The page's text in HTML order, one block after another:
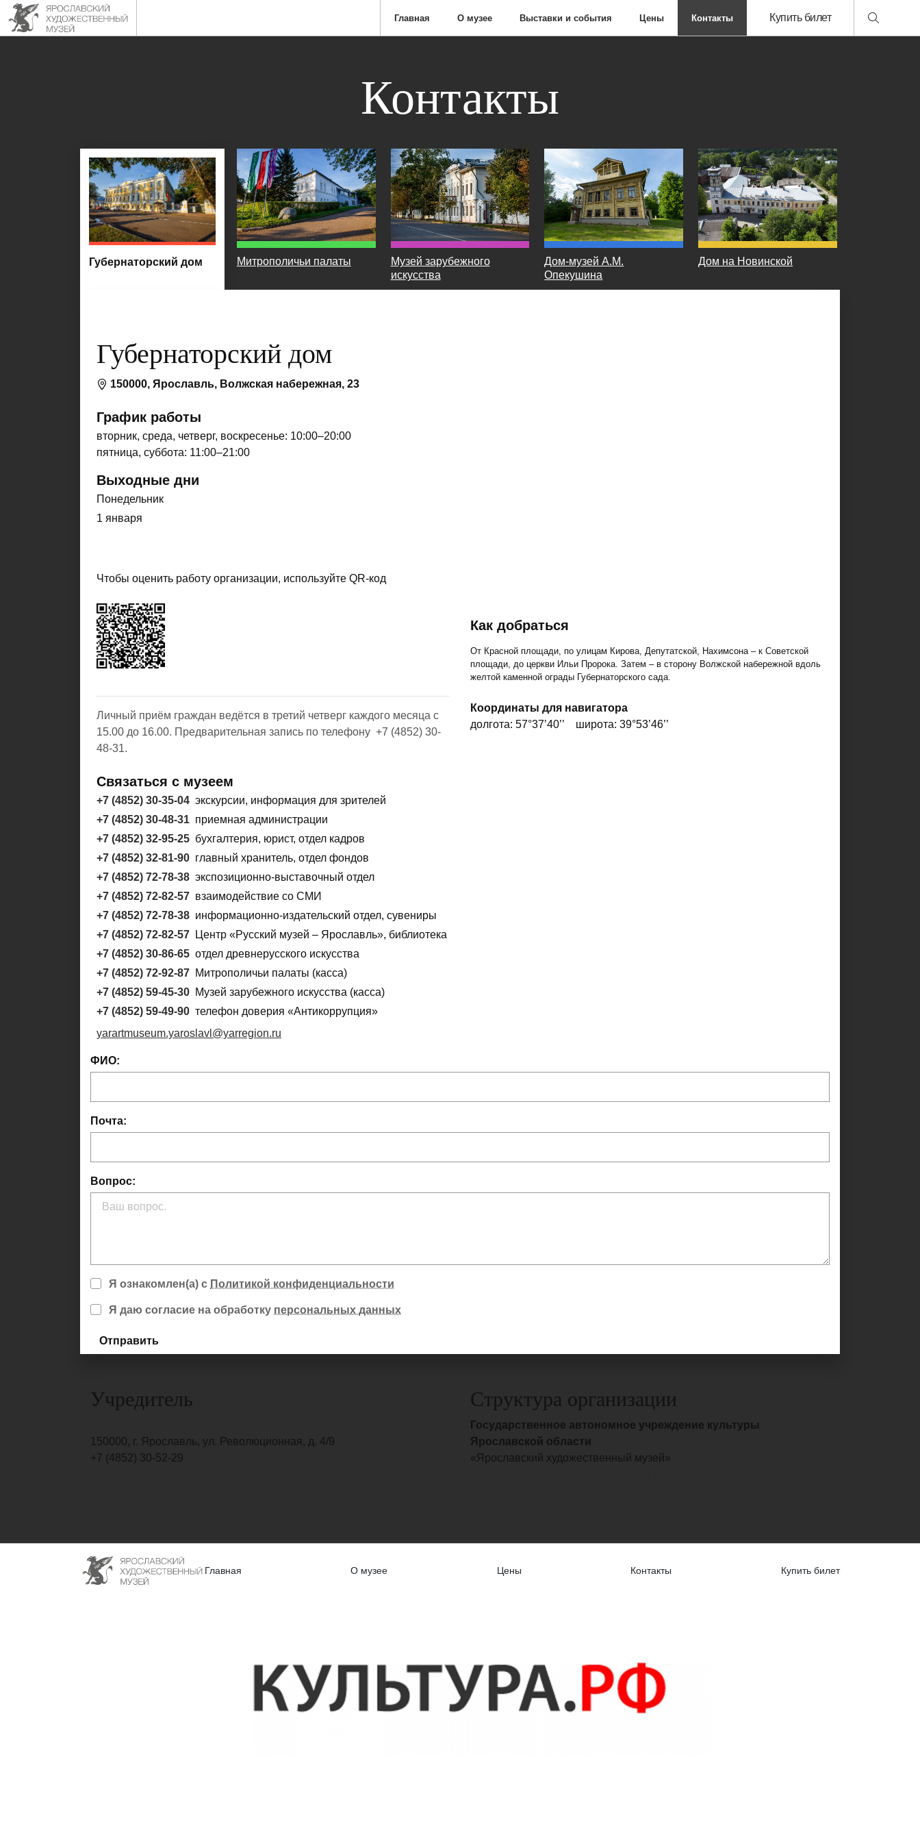
Главная О музее Выставки и события Цены Контакты Купить билет
Контакты
Губернаторский дом Митрополичьи палаты
Музей зарубежного
искусства
Дом-музей А.М.
Опекушина
Дом на Новинской
Губернаторский дом
150000, Ярославль, Волжская набережная, 23
График работы
вторник, среда, четверг, воскресенье: 10:00–20:00
пятница, суббота: 11:00–21:00
Выходные дни
Понедельник
1 января
Чтобы оценить работу организации, используйте QR-код
Личный приём граждан ведётся в третий четверг каждого месяца с
15.00 до 16.00. Предварительная запись по телефону +7 (4852) 30-
48-31.
Связаться с музеем
+7 (4852) 30-35-04 экскурсии, информация для зрителей
+7 (4852) 30-48-31 приемная администрации
+7 (4852) 32-95-25 бухгалтерия, юрист, отдел кадров
+7 (4852) 32-81-90 главный хранитель, отдел фондов
+7 (4852) 72-78-38 экспозиционно-выставочный отдел
+7 (4852) 72-82-57 взаимодействие со СМИ
+7 (4852) 72-78-38 информационно-издательский отдел, сувениры
+7 (4852) 72-82-57
Центр «Русский музей – Ярославль», библиотека
+7 (4852) 30-86-65 отдел древнерусского искусства
+7 (4852) 72-92-87 Митрополичьи палаты (касса)
+7 (4852) 59-45-30 Музей зарубежного искусства (касса)
+7 (4852) 59-49-90 телефон доверия «Антикоррупция»
yarartmuseum.yaroslavl@yarregion.ru
Как добраться
От Красной площади, по улицам Кирова, Депутатской, Нахимсона – к Советской
площади, до церкви Ильи Пророка. Затем – в сторону Волжской набережной вдоль
желтой каменной ограды Губернаторского сада.
Координаты для навигатора
долгота: 57°37’40’’
широта: 39°53’46’’
ФИО:
Почта:
Вопрос:
Я ознакомлен(а) с Политикой конфиденциальности
Я даю согласие на обработку персональных данных
Отправить
Учредитель
150000, г. Ярославль, ул. Революционная, д. 4/9
+7 (4852) 30-52-29
Структура организации
Государственное автономное учреждение культуры
Ярославской области
«Ярославский художественный музей»
Главная О музее Цены Контакты Купить билет